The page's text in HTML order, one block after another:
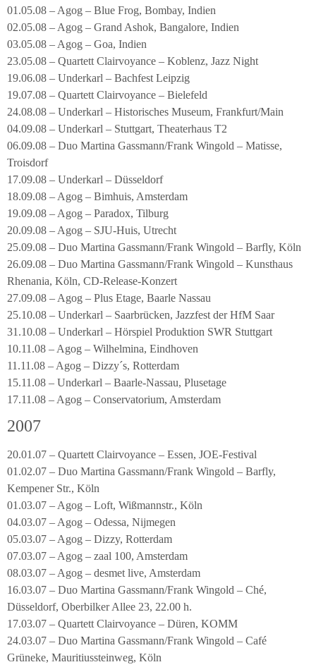
01.05.08 – Agog – Blue Frog, Bombay, Indien
02.05.08 – Agog – Grand Ashok, Bangalore, Indien
03.05.08 – Agog – Goa, Indien
23.05.08 – Quartett Clairvoyance – Koblenz, Jazz Night
19.06.08 – Underkarl – Bachfest Leipzig
19.07.08 – Quartett Clairvoyance – Bielefeld
24.08.08 – Underkarl – Historisches Museum, Frankfurt/Main
04.09.08 – Underkarl – Stuttgart, Theaterhaus T2
06.09.08 – Duo Martina Gassmann/Frank Wingold – Matisse,
Troisdorf
17.09.08 – Underkarl – Düsseldorf
18.09.08 – Agog – Bimhuis, Amsterdam
19.09.08 – Agog – Paradox, Tilburg
20.09.08 – Agog – SJU-Huis, Utrecht
25.09.08 – Duo Martina Gassmann/Frank Wingold – Barfly, Köln
26.09.08 – Duo Martina Gassmann/Frank Wingold – Kunsthaus
Rhenania, Köln, CD-Release-Konzert
27.09.08 – Agog – Plus Etage, Baarle Nassau
25.10.08 – Underkarl – Saarbrücken, Jazzfest der HfM Saar
31.10.08 – Underkarl – Hörspiel Produktion SWR Stuttgart
10.11.08 – Agog – Wilhelmina, Eindhoven
11.11.08 – Agog – Dizzy´s, Rotterdam
15.11.08 – Underkarl – Baarle-Nassau, Plusetage
17.11.08 – Agog – Conservatorium, Amsterdam
2007
20.01.07 – Quartett Clairvoyance – Essen, JOE-Festival
01.02.07 – Duo Martina Gassmann/Frank Wingold – Barfly,
Kempener Str., Köln
01.03.07 – Agog – Loft, Wißmannstr., Köln
04.03.07 – Agog – Odessa, Nijmegen
05.03.07 – Agog – Dizzy, Rotterdam
07.03.07 – Agog – zaal 100, Amsterdam
08.03.07 – Agog – desmet live, Amsterdam
16.03.07 – Duo Martina Gassmann/Frank Wingold – Ché,
Düsseldorf, Oberbilker Allee 23, 22.00 h.
17.03.07 – Quartett Clairvoyance – Düren, KOMM
24.03.07 – Duo Martina Gassmann/Frank Wingold – Café
Grüneke, Mauritiussteinweg, Köln